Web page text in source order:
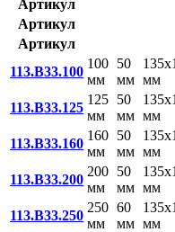
Артикул
Артикул
Артикул
113.B33.100
100
мм
50
мм мм
113.B33.125
125
мм
50
мм мм
113.B33.160
160
мм
50
мм мм
113.B33.200
200
мм
50
мм мм
113.B33.250
250
мм
60
мм мм